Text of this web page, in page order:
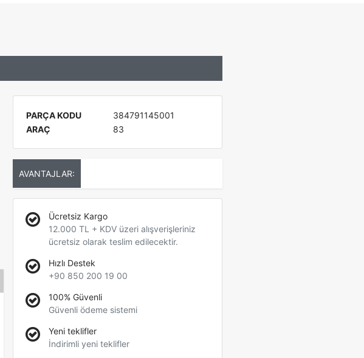
PARÇA KODU
384791145001
ARAÇ
83
AVANTAJLAR:
Ücretsiz Kargo
12.000 TL + KDV üzeri alışverişleriniz
ücretsiz olarak teslim edilecektir.
Hızlı Destek
+90 850 200 19 00
100% Güvenli
Güvenli ödeme sistemi
Yeni teklifler
İndirimli yeni teklifler